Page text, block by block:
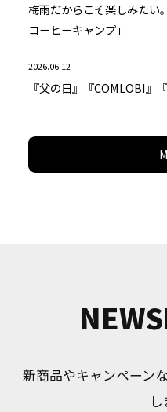
梅雨だからこそ楽しみた
コーヒーキャンプ」
2026.06.12
『父の日』『COMLOBI』
新商品やキャンペーン
し